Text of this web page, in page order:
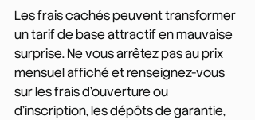
Les frais cachés peuvent transformer
un tarif de base attractif en mauvaise
surprise. Ne vous arrêtez pas au prix
mensuel affiché et renseignez-vous
sur les frais d'ouverture ou
d'inscription, les dépôts de garantie,